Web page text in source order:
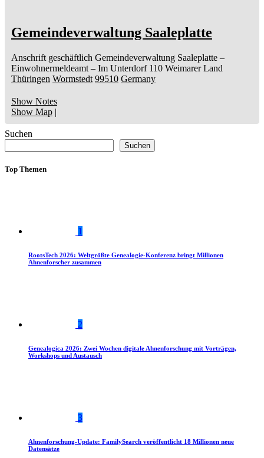
Gemeindeverwaltung Saaleplatte
Anschrift geschäftlich Gemeindeverwaltung Saaleplatte –
Einwohnermeldeamt – Im Unterdorf 110 Weimarer Land
Thüringen Wormstedt 99510 Germany
Show Notes
Show Map |
Suchen
Suchen
Top Themen
1
RootsTech 2026: Weltgrößte Genealogie-Konferenz bringt Millionen
Ahnenforscher zusammen
2
Genealogica 2026: Zwei Wochen digitale Ahnenforschung mit Vorträgen,
Workshops und Austausch
3
Ahnenforschung-Update: FamilySearch veröffentlicht 18 Millionen neue
Datensätze